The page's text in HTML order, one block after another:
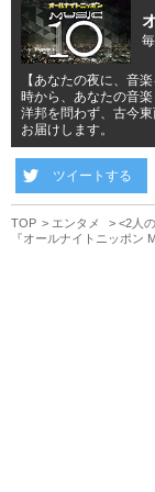
【あなたの夜に、音
時から、あなたの音
洋邦を問わず、古今
お届けします。
ツイートする
TOP エンタメ
<2人
『オールナイトニッポン